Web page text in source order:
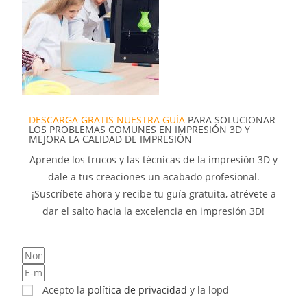
DESCARGA GRATIS NUESTRA GUÍA PARA SOLUCIONAR
LOS PROBLEMAS COMUNES EN IMPRESIÓN 3D Y
MEJORA LA CALIDAD DE IMPRESIÓN
Aprende los trucos y las técnicas de la impresión 3D y
dale a tus creaciones un acabado profesional.
¡Suscríbete ahora y recibe tu guía gratuita, atrévete a
dar el salto hacia la excelencia en impresión 3D!
Acepto la política de privacidad y la lopd